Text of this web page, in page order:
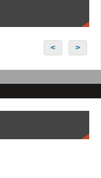
< >